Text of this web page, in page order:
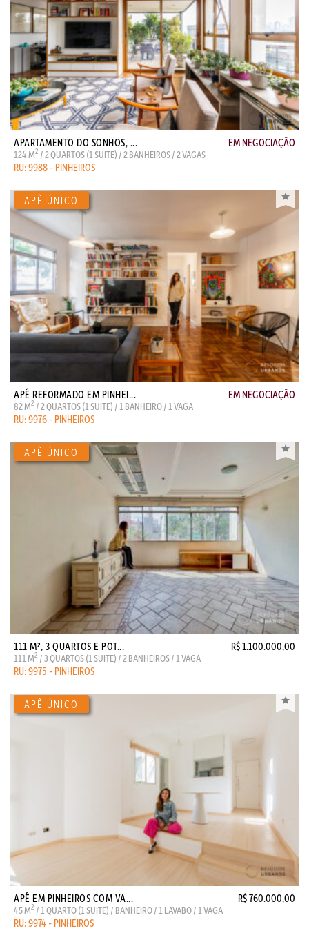
APARTAMENTO DO SONHOS, ... EM NEGOCIAÇÃO
124 M2 / 2 QUARTOS (1 SUITE) / 2 BANHEIROS / 2 VAGAS
RU: 9988 - PINHEIROS
APÊ REFORMADO EM PINHEI... EM NEGOCIAÇÃO
82 M2 / 2 QUARTOS (1 SUITE) / 1 BANHEIRO / 1 VAGA
RU: 9976 - PINHEIROS
111 M², 3 QUARTOS E POT... R$ 1.100.000,00
111 M2 / 3 QUARTOS (1 SUITE) / 2 BANHEIROS / 1 VAGA
RU: 9975 - PINHEIROS
APÊ EM PINHEIROS COM VA... R$ 760.000,00
45 M2 / 1 QUARTO (1 SUITE) / BANHEIRO / 1 LAVABO / 1 VAGA
RU: 9974 - PINHEIROS